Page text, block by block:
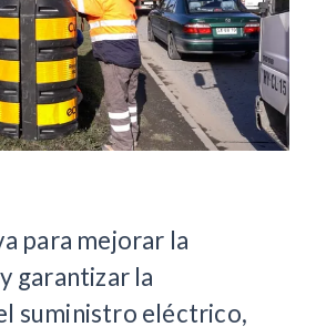
para mejorar la
garantizar la
suministro eléctrico,